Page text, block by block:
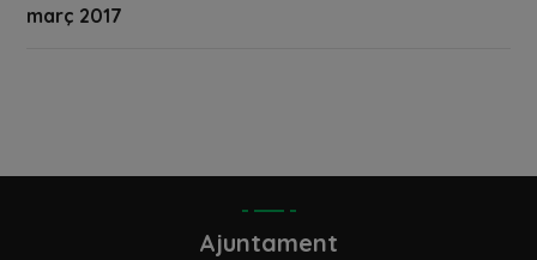
març 2017
Ajuntament